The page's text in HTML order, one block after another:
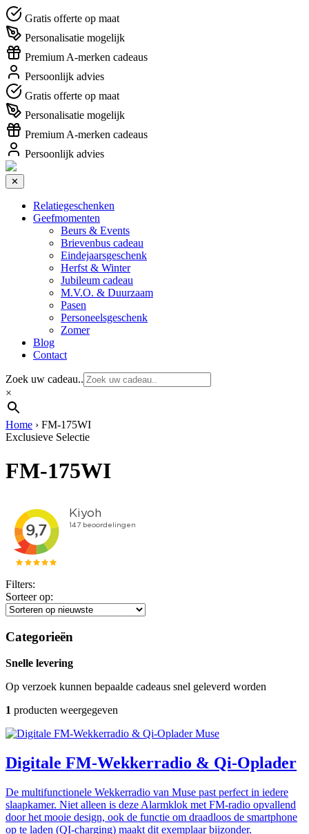
Gratis offerte op maat
Personalisatie mogelijk
Premium A-merken cadeaus
Persoonlijk advies
Gratis offerte op maat
Personalisatie mogelijk
Premium A-merken cadeaus
Persoonlijk advies
✕
Relatiegeschenken
Geefmomenten
Beurs & Events
Brievenbus cadeau
Eindejaarsgeschenk
Herfst & Winter
Jubileum cadeau
M.V.O. & Duurzaam
Pasen
Personeelsgeschenk
Zomer
Blog
Contact
Zoek uw cadeau..
×
Home › FM-175WI
Exclusieve Selectie
FM-175WI
Filters:
Sorteer op:
Categorieën
Snelle levering
Op verzoek kunnen bepaalde cadeaus snel geleverd worden
1 producten weergegeven
Muse
Digitale FM-Wekkerradio & Qi-Oplader
De multifunctionele Wekkerradio van Muse past perfect in iedere
slaapkamer. Niet alleen is deze Alarmklok met FM-radio opvallend
door het mooie design, ook de functie om draadloos de smartphone
op te laden (QI-charging) maakt dit exemplaar bijzonder.